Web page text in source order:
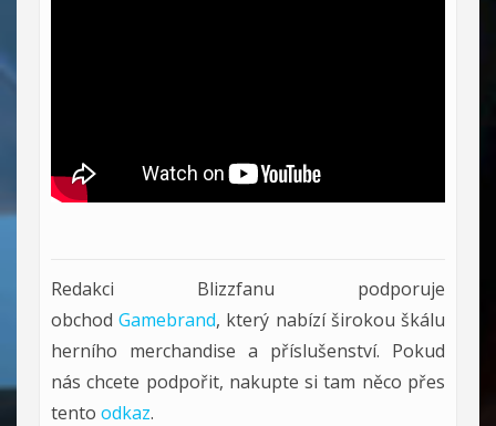
Redakci Blizzfanu podporuje
obchodGamebrand, který nabízí širokou škálu
herního merchandise a příslušenství. Pokud
nás chcete podpořit, nakupte si tam něco přes
tento odkaz.